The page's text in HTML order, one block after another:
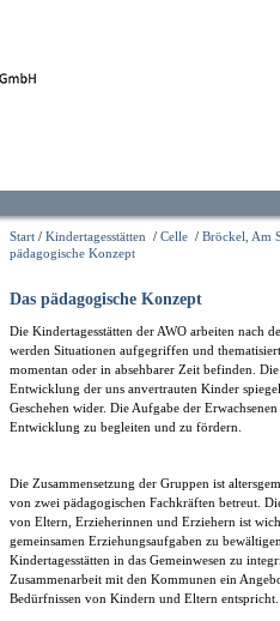
Start / Kindertagesstätten / Celle / Bröckel, Am
pädagogische Konzept
Das pädagogische Konzept
Die Kindertagesstätten der AWO arbeiten nach
werden Situationen aufgegriffen und
momentan oder in absehbarer Zeit befinden.
Entwicklung der uns anvertrauten Kinder
Geschehen wider. Die Aufgabe der
Entwicklung zu begleiten und zu fördern.
Die Zusammensetzung der Gruppen ist
von zwei pädagogischen Fachkräften betreut.
von Eltern, Erzieherinnen und Erziehern ist
gemeinsamen Erziehungsaufgaben zu
Kindertagesstätten in das Gemeinwesen zu
Zusammenarbeit mit den Kommunen ein
Bedürfnissen von Kindern und Eltern entspricht.